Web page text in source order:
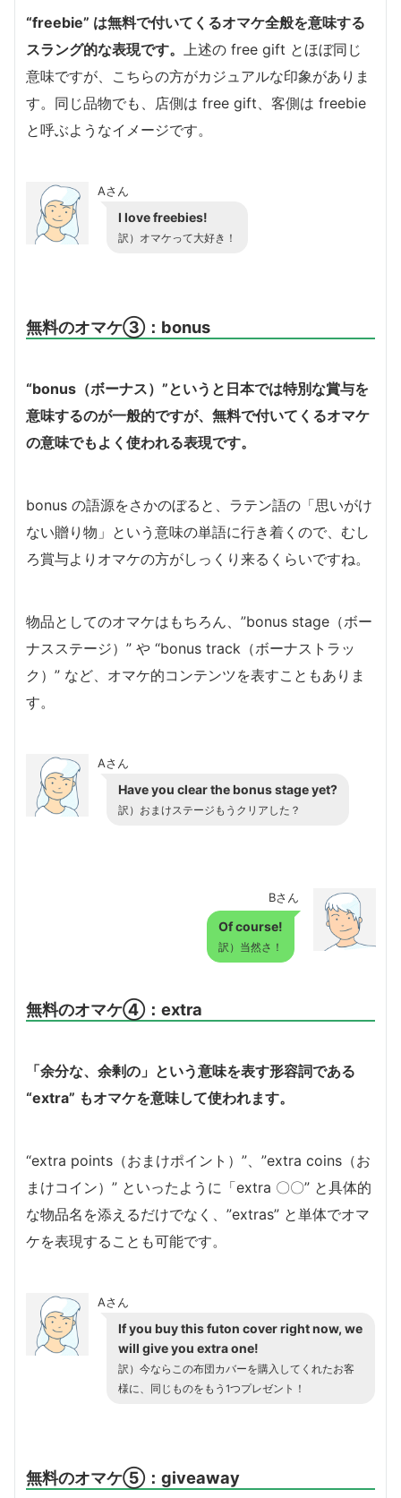
“freebie” は無料で付いてくるオマケ全般を意味する
スラング的な表現です。
上述の free gift とほぼ同じ
意味ですが、こちらの方がカジュアルな印象がありま
す。同じ品物でも、店側は free gift、客側は freebie
と呼ぶようなイメージです。
Aさん
I love freebies!
訳）オマケって大好き！
無料のオマケ③：bonus
“bonus（ボーナス）”というと日本では特別な賞与を
意味するのが一般的ですが、 無料で付いてくるオマケ
の意味でもよく使われる表現です。
bonus の語源をさかのぼると、ラテン語の「思いがけ
ない贈り物」という意味の単語に行き着くので、むし
ろ賞与よりオマケの方がしっくり来るくらいですね。
物品としてのオマケはもちろん、”bonus stage（ボー
ナスステージ）” や “bonus track（ボーナストラッ
ク）” など、オマケ的コンテンツを表すこともありま
す。
Aさん
Have you clear the bonus stage yet?
訳）おまけステージもうクリアした？
Bさん
Of course!
訳）当然さ！
無料のオマケ④：extra
「余分な、余剰の」という意味を表す形容詞である
“extra” もオマケを意味して使われます。
“extra points（おまけポイント）”、”extra coins（お
まけコイン）” といったように「extra 〇〇” と具体的
な物品名を添えるだけでなく、”extras” と単体でオマ
ケを表現することも可能です。
Aさん
If you buy this futon cover right now, we
will give you extra one!
訳）今ならこの布団カバーを購入してくれたお客
様に、同じものをもう1つプレゼント！
無料のオマケ⑤：giveaway